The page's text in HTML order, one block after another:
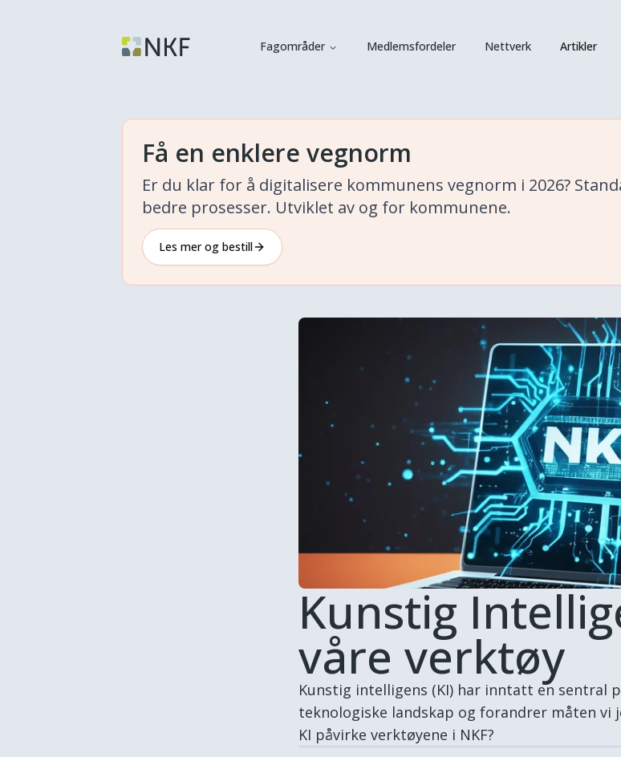
Fagområder Medlemsfordeler Nettverk Artikler
Få en enklere vegnorm
Er du klar for å digitalisere kommunens vegnorm i 2026?
bedre prosesser. Utviklet av og for kommunene.
Les mer og bestill
Kunstig
våre verktøy
Kunstig intelligens (KI) har inntatt en sentral
teknologiske landskap og forandrer måten vi
KI påvirke verktøyene i NKF?